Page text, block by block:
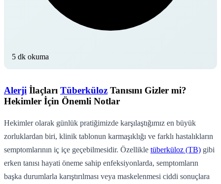
5 dk okuma
Alerji İlaçları Tüberküloz Tanısını Gizler mi?
Hekimler İçin Önemli Notlar
Hekimler olarak günlük pratiğimizde karşılaştığımız en büyük
zorluklardan biri, klinik tablonun karmaşıklığı ve farklı hastalıkların
semptomlarının iç içe geçebilmesidir. Özellikle tüberküloz (TB) gibi
erken tanısı hayati öneme sahip enfeksiyonlarda, semptomların
başka durumlarla karıştırılması veya maskelenmesi ciddi sonuçlara